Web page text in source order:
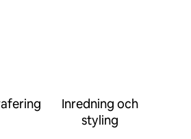
Inredning och
styling